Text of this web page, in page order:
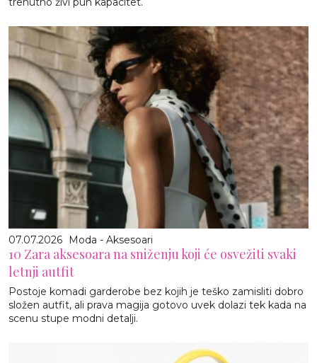
07.07.2026 Moda - Aksesoari
10 Zara aksesoara na sniženju koji će osvežiti svaki
letnji autfit
Postoje komadi garderobe bez kojih je teško zamisliti dobro
složen autfit, ali prava magija gotovo uvek dolazi tek kada na
scenu stupe modni detalji.